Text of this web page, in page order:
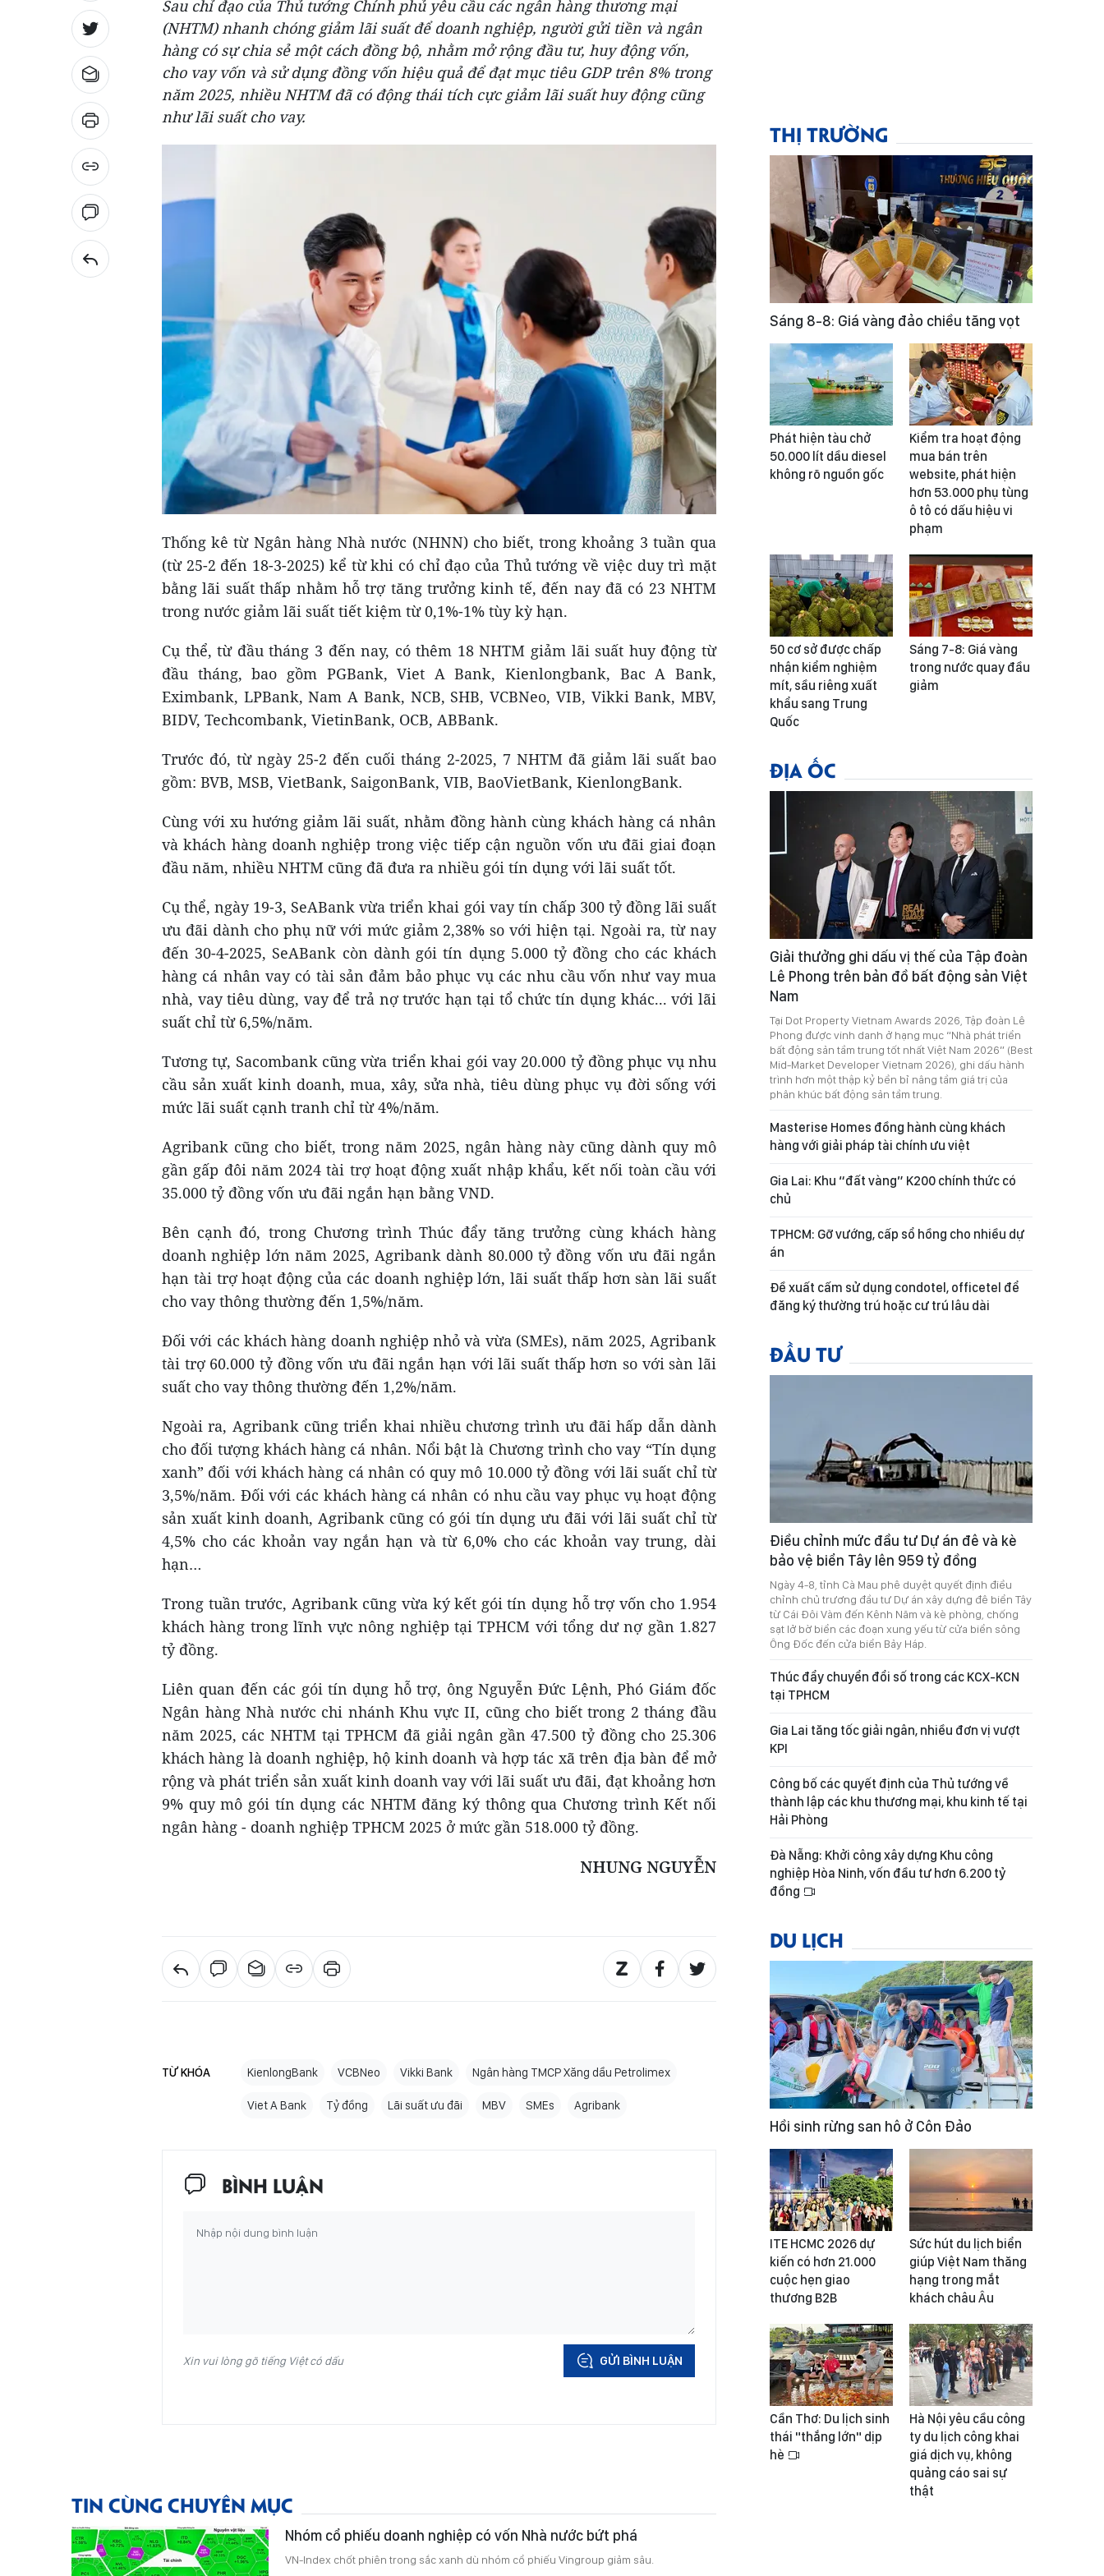
Sau chỉ đạo của Thủ tướng Chính phủ yêu cầu các ngân hàng thương mại
(NHTM) nhanh chóng giảm lãi suất để doanh nghiệp, người gửi tiền và ngân
hàng có sự chia sẻ một cách đồng bộ, nhằm mở rộng đầu tư, huy động vốn,
cho vay vốn và sử dụng đồng vốn hiệu quả để đạt mục tiêu GDP trên 8% trong
năm 2025, nhiều NHTM đã có động thái tích cực giảm lãi suất huy động cũng
như lãi suất cho vay.
Thống kê từ Ngân hàng Nhà nước (NHNN) cho biết, trong khoảng 3 tuần qua
(từ 25-2 đến 18-3-2025) kể từ khi có chỉ đạo của Thủ tướng về việc duy trì mặt
bằng lãi suất thấp nhằm hỗ trợ tăng trưởng kinh tế, đến nay đã có 23 NHTM
trong nước giảm lãi suất tiết kiệm từ 0,1%-1% tùy kỳ hạn.
Cụ thể, từ đầu tháng 3 đến nay, có thêm 18 NHTM giảm lãi suất huy động từ
đầu tháng, bao gồm PGBank, Viet A Bank, Kienlongbank, Bac A Bank,
Eximbank, LPBank, Nam A Bank, NCB, SHB, VCBNeo, VIB, Vikki Bank, MBV,
BIDV, Techcombank, VietinBank, OCB, ABBank.
Trước đó, từ ngày 25-2 đến cuối tháng 2-2025, 7 NHTM đã giảm lãi suất bao
gồm: BVB, MSB, VietBank, SaigonBank, VIB, BaoVietBank, KienlongBank.
Cùng với xu hướng giảm lãi suất, nhằm đồng hành cùng khách hàng cá nhân
và khách hàng doanh nghiệp trong việc tiếp cận nguồn vốn ưu đãi giai đoạn
đầu năm, nhiều NHTM cũng đã đưa ra nhiều gói tín dụng với lãi suất tốt.
Cụ thể, ngày 19-3, SeABank vừa triển khai gói vay tín chấp 300 tỷ đồng lãi suất
ưu đãi dành cho phụ nữ với mức giảm 2,38% so với hiện tại. Ngoài ra, từ nay
đến 30-4-2025, SeABank còn dành gói tín dụng 5.000 tỷ đồng cho các khách
hàng cá nhân vay có tài sản đảm bảo phục vụ các nhu cầu vốn như vay mua
nhà, vay tiêu dùng, vay để trả nợ trước hạn tại tổ chức tín dụng khác... với lãi
suất chỉ từ 6,5%/năm.
Tương tự, Sacombank cũng vừa triển khai gói vay 20.000 tỷ đồng phục vụ nhu
cầu sản xuất kinh doanh, mua, xây, sửa nhà, tiêu dùng phục vụ đời sống với
mức lãi suất cạnh tranh chỉ từ 4%/năm.
Agribank cũng cho biết, trong năm 2025, ngân hàng này cũng dành quy mô
gần gấp đôi năm 2024 tài trợ hoạt động xuất nhập khẩu, kết nối toàn cầu với
35.000 tỷ đồng vốn ưu đãi ngắn hạn bằng VND.
Bên cạnh đó, trong Chương trình Thúc đẩy tăng trưởng cùng khách hàng
doanh nghiệp lớn năm 2025, Agribank dành 80.000 tỷ đồng vốn ưu đãi ngắn
hạn tài trợ hoạt động của các doanh nghiệp lớn, lãi suất thấp hơn sàn lãi suất
cho vay thông thường đến 1,5%/năm.
Đối với các khách hàng doanh nghiệp nhỏ và vừa (SMEs), năm 2025, Agribank
tài trợ 60.000 tỷ đồng vốn ưu đãi ngắn hạn với lãi suất thấp hơn so với sàn lãi
suất cho vay thông thường đến 1,2%/năm.
Ngoài ra, Agribank cũng triển khai nhiều chương trình ưu đãi hấp dẫn dành
cho đối tượng khách hàng cá nhân. Nổi bật là Chương trình cho vay “Tín dụng
xanh” đối với khách hàng cá nhân có quy mô 10.000 tỷ đồng với lãi suất chỉ từ
3,5%/năm. Đối với các khách hàng cá nhân có nhu cầu vay phục vụ hoạt động
sản xuất kinh doanh, Agribank cũng có gói tín dụng ưu đãi với lãi suất chỉ từ
4,5% cho các khoản vay ngắn hạn và từ 6,0% cho các khoản vay trung, dài
hạn…
Trong tuần trước, Agribank cũng vừa ký kết gói tín dụng hỗ trợ vốn cho 1.954
khách hàng trong lĩnh vực nông nghiệp tại TPHCM với tổng dư nợ gần 1.827
tỷ đồng.
Liên quan đến các gói tín dụng hỗ trợ, ông Nguyễn Đức Lệnh, Phó Giám đốc
Ngân hàng Nhà nước chi nhánh Khu vực II, cũng cho biết trong 2 tháng đầu
năm 2025, các NHTM tại TPHCM đã giải ngân gần 47.500 tỷ đồng cho 25.306
khách hàng là doanh nghiệp, hộ kinh doanh và hợp tác xã trên địa bàn để mở
rộng và phát triển sản xuất kinh doanh vay với lãi suất ưu đãi, đạt khoảng hơn
9% quy mô gói tín dụng các NHTM đăng ký thông qua Chương trình Kết nối
ngân hàng - doanh nghiệp TPHCM 2025 ở mức gần 518.000 tỷ đồng.
NHUNG NGUYỄN
TỪ KHÓA KienlongBank VCBNeo Vikki Bank Ngân hàng TMCP Xăng dầu Petrolimex
Viet A Bank Tỷ đồng Lãi suất ưu đãi MBV SMEs Agribank
BÌNH LUẬN
Xin vui lòng gõ tiếng Việt có dấu GỬI BÌNH LUẬN
TIN CÙNG CHUYÊN MỤC
Nhóm cổ phiếu doanh nghiệp có vốn Nhà nước bứt phá
VN-Index chốt phiên trong sắc xanh dù nhóm cổ phiếu Vingroup giảm sâu.
THỊ TRƯỜNG
Sáng 8-8: Giá vàng đảo chiều tăng vọt
Phát hiện tàu chở
50.000 lít dầu diesel
không rõ nguồn gốc
Kiểm tra hoạt động
mua bán trên
website, phát hiện
hơn 53.000 phụ tùng
ô tô có dấu hiệu vi
phạm
50 cơ sở được chấp
nhận kiểm nghiệm
mít, sầu riêng xuất
khẩu sang Trung
Quốc
Sáng 7-8: Giá vàng
trong nước quay đầu
giảm
ĐỊA ỐC
Giải thưởng ghi dấu vị thế của Tập đoàn
Lê Phong trên bản đồ bất động sản Việt
Nam
Tại Dot Property Vietnam Awards 2026, Tập đoàn Lê
Phong được vinh danh ở hạng mục “Nhà phát triển
bất động sản tầm trung tốt nhất Việt Nam 2026” (Best
Mid-Market Developer Vietnam 2026), ghi dấu hành
trình hơn một thập kỷ bền bỉ nâng tầm giá trị của
phân khúc bất động sản tầm trung.
Masterise Homes đồng hành cùng khách
hàng với giải pháp tài chính ưu việt
Gia Lai: Khu “đất vàng” K200 chính thức có
chủ
TPHCM: Gỡ vướng, cấp sổ hồng cho nhiều dự
án
Đề xuất cấm sử dụng condotel, officetel để
đăng ký thường trú hoặc cư trú lâu dài
ĐẦU TƯ
Điều chỉnh mức đầu tư Dự án đê và kè
bảo vệ biển Tây lên 959 tỷ đồng
Ngày 4-8, tỉnh Cà Mau phê duyệt quyết định điều
chỉnh chủ trương đầu tư Dự án xây dựng đê biển Tây
từ Cái Đôi Vàm đến Kênh Năm và kè phòng, chống
sạt lở bờ biển các đoạn xung yếu từ cửa biển sông
Ông Đốc đến cửa biển Bảy Háp.
Thúc đẩy chuyển đổi số trong các KCX-KCN
tại TPHCM
Gia Lai tăng tốc giải ngân, nhiều đơn vị vượt
KPI
Công bố các quyết định của Thủ tướng về
thành lập các khu thương mại, khu kinh tế tại
Hải Phòng
Đà Nẵng: Khởi công xây dựng Khu công
nghiệp Hòa Ninh, vốn đầu tư hơn 6.200 tỷ
đồng
DU LỊCH
Hồi sinh rừng san hô ở Côn Đảo
ITE HCMC 2026 dự
kiến có hơn 21.000
cuộc hẹn giao
thương B2B
Sức hút du lịch biển
giúp Việt Nam thăng
hạng trong mắt
khách châu Âu
Cần Thơ: Du lịch sinh
thái "thắng lớn" dịp
hè
Hà Nội yêu cầu công
ty du lịch công khai
giá dịch vụ, không
quảng cáo sai sự
thật